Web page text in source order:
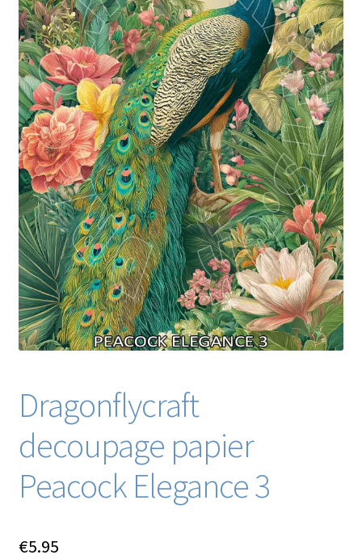
Over mij
Contact
Dragonflycraft
decoupage papier
Peacock Elegance 3
€5.95